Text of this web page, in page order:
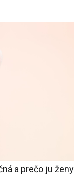
a prečo ju ženy